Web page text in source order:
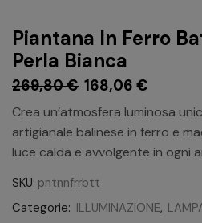
Piantana In Ferro
Perla Bianca
269,80€ 168,06 €
Crea un’atmosfera luminosa
artigianale balinese in ferro e
luce calda e avvolgente in ogni
SKU: pntnnfrrbtt
Categorie: ILLUMINAZIONE,